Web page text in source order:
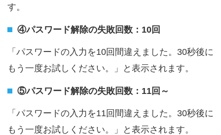
す。
④パスワード解除の失敗回数：10回
「パスワードの入力を10回間違えました。30秒後に
もう一度お試しください。」と表示されます。
⑤パスワード解除の失敗回数：11回～
「パスワードの入力を11回間違えました。30秒後に
もう一度お試しください。」と表示されます。